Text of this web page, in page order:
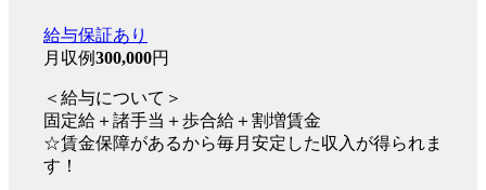
給与保証あり
月収例300,000円
＜給与について＞
固定給＋諸手当＋歩合給＋割増賃金
☆賃金保障があるから毎月安定した収入が得られま
す！